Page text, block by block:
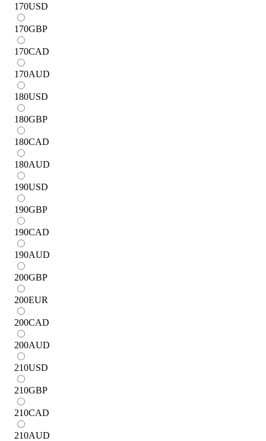
170USD
170GBP
170CAD
170AUD
180USD
180GBP
180CAD
180AUD
190USD
190GBP
190CAD
190AUD
200GBP
200EUR
200CAD
200AUD
210USD
210GBP
210CAD
210AUD